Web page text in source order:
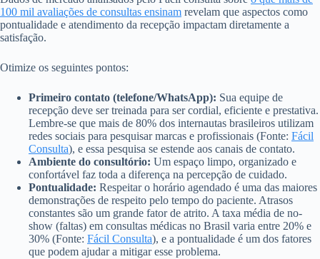
100 mil avaliações de consultas ensinam revelam que aspectos como
pontualidade e atendimento da recepção impactam diretamente a
satisfação.
Otimize os seguintes pontos:
Primeiro contato (telefone/WhatsApp): Sua equipe de
recepção deve ser treinada para ser cordial, eficiente e prestativa.
Lembre-se que mais de 80% dos internautas brasileiros utilizam
redes sociais para pesquisar marcas e profissionais (Fonte: Fácil
Consulta), e essa pesquisa se estende aos canais de contato.
Ambiente do consultório: Um espaço limpo, organizado e
confortável faz toda a diferença na percepção de cuidado.
Pontualidade: Respeitar o horário agendado é uma das maiores
demonstrações de respeito pelo tempo do paciente. Atrasos
constantes são um grande fator de atrito. A taxa média de no-
show (faltas) em consultas médicas no Brasil varia entre 20% e
30% (Fonte: Fácil Consulta), e a pontualidade é um dos fatores
que podem ajudar a mitigar esse problema.